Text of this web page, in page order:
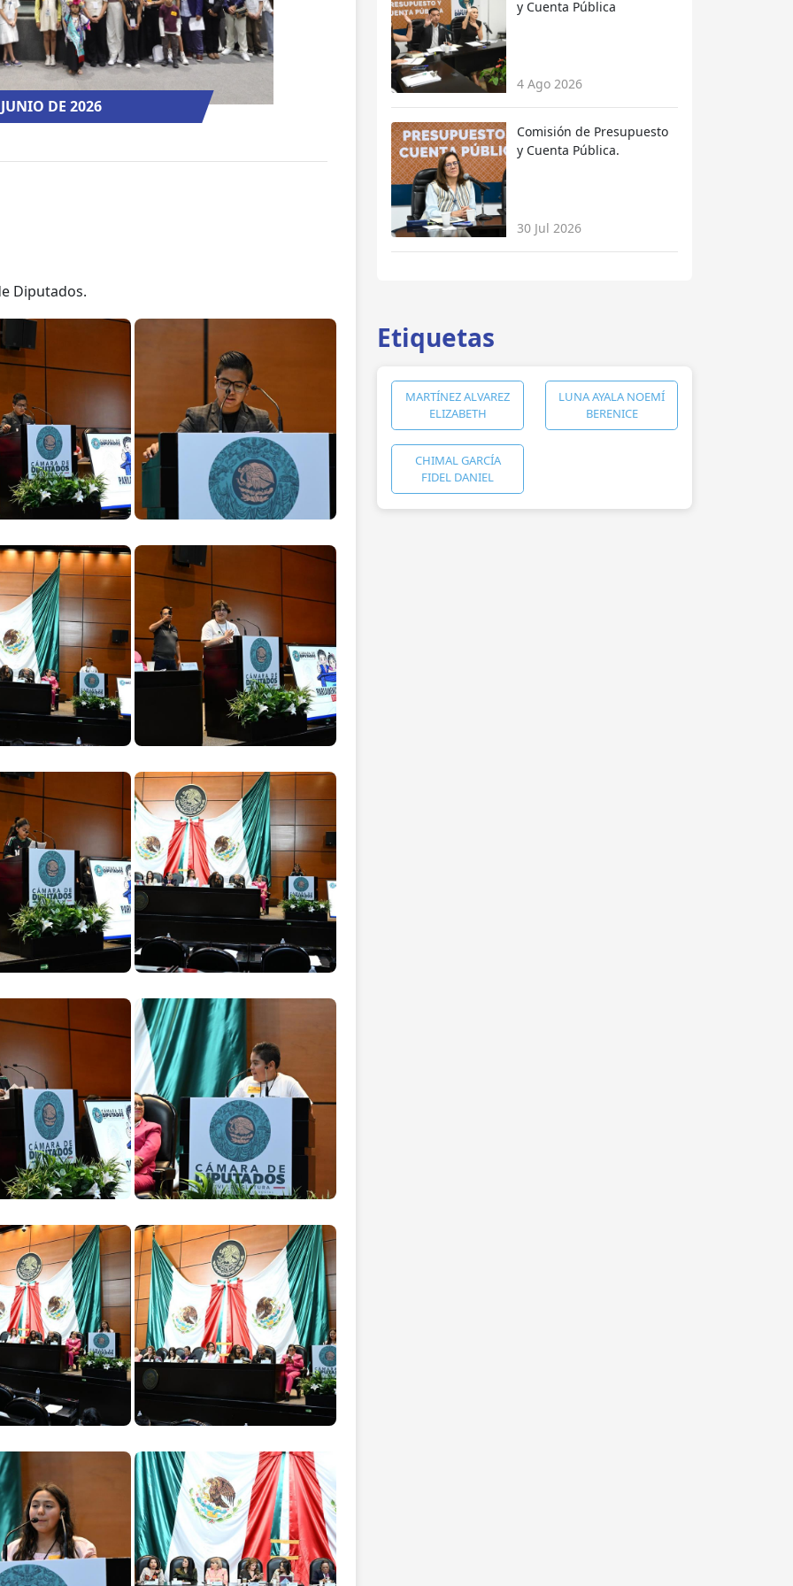
DE 2026
Diputados.
y Cuenta Pública
4 Ago 2026
Comisión de Presupuesto
y Cuenta Pública.
30 Jul 2026
Etiquetas
MARTÍNEZ ALVAREZ
ELIZABETH
LUNA AYALA NOEMÍ
BERENICE
CHIMAL GARCÍA
FIDEL DANIEL